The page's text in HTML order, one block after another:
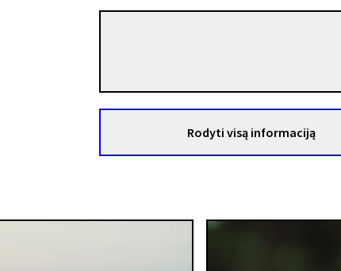
Rodyti visą informaciją